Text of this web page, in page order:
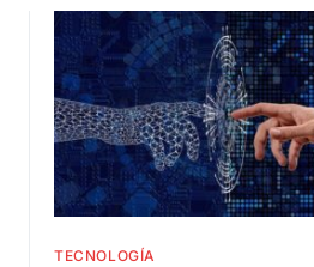
TECNOLOGÍA